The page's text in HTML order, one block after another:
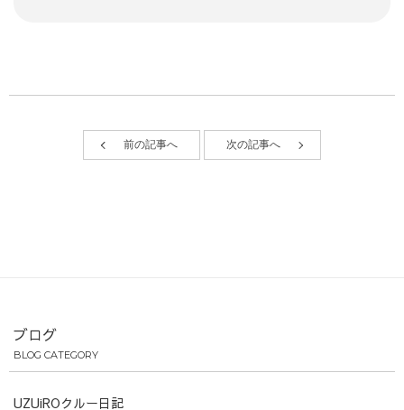
前の記事へ 次の記事へ
ブログ
BLOG CATEGORY
UZUiROクルー日記